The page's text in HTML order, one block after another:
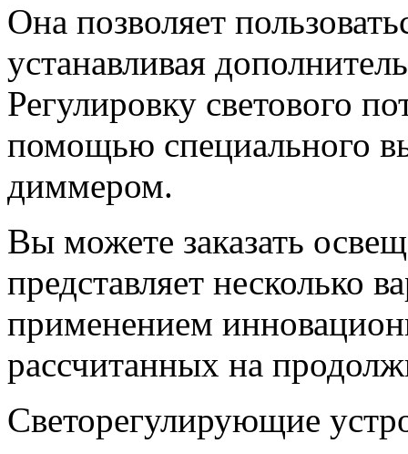
Она позволяет
устанавливая
Регулировку светового
помощью специального
диммером.
Вы можете заказать
представляет несколько
применением
рассчитанных на
Светорегулирующие